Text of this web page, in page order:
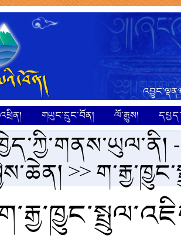
གཡུང་དྲུང་བོན། ལོ་རྒྱུས།
>>